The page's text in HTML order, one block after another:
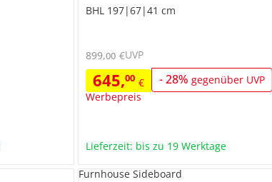
BHL 197|67|41 cm
645,00 € -28% gegenüber UVP
Werbepreis
899,00 €UVP
Lieferzeit: bis zu 19 Werktage
Furnhouse Sideboard